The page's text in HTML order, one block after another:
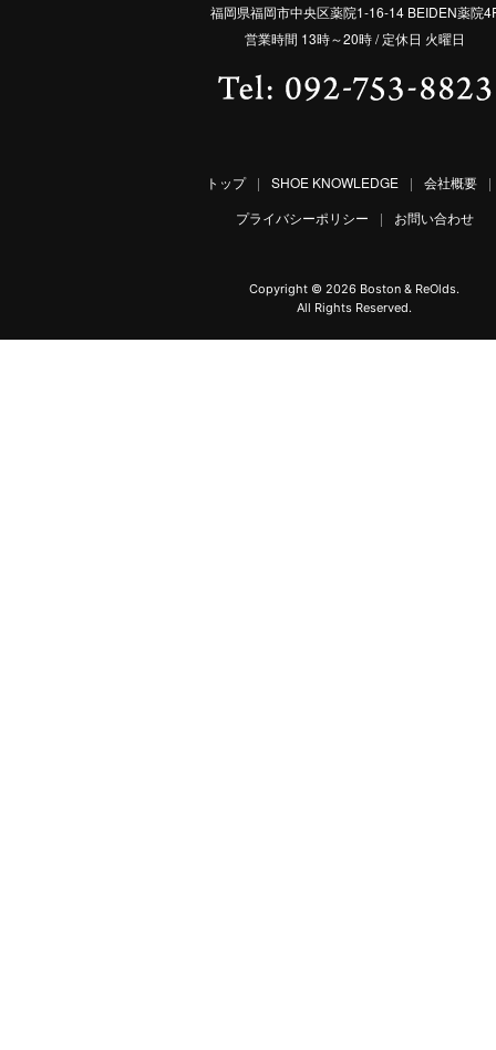
福岡県福岡市中央区薬院1-16-14 BEIDEN薬院
営業時間 13時～20時 / 定休日 火曜日
トップ | SHOE KNOWLEDGE | 会社概要
|
プライバシーポリシー
| お問い合わせ
Copyright © 2026 Boston & ReOlds.
All Rights Reserved.